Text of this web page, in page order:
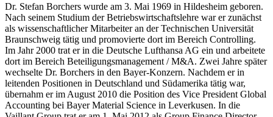
Dr. Stefan Borchers wurde am 3. Mai 1969 in Hildesheim geboren.
Nach seinem Studium der Betriebswirtschaftslehre war er zunächst
als wissenschaftlicher Mitarbeiter an der Technischen Universität
Braunschweig tätig und promovierte dort im Bereich Controlling.
Im Jahr 2000 trat er in die Deutsche Lufthansa AG ein und arbeitete
dort im Bereich Beteiligungsmanagement / M&A. Zwei Jahre später
wechselte Dr. Borchers in den Bayer-Konzern. Nachdem er in
leitenden Positionen in Deutschland und Südamerika tätig war,
übernahm er im August 2010 die Position des Vice President Global
Accounting bei Bayer Material Science in Leverkusen. In die